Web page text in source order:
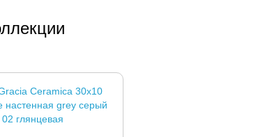
Ceramica 30x10
настенная grey серый
02 глянцевая